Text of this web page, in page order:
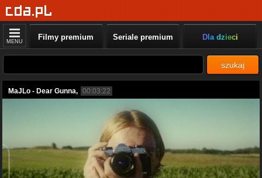
MENU Filmy premium Seriale premium Dla dzieci
szukaj
MaJLo - Dear Gunna, 00:03:22